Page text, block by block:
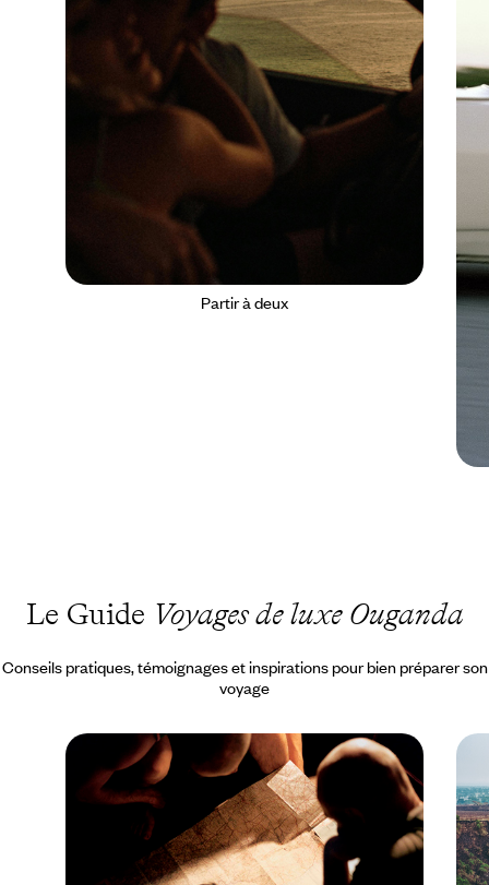
Partir à deux
Le Guide Voyages de luxe Ouganda
Conseils pratiques, témoignages et inspirations pour bien préparer son
voyage